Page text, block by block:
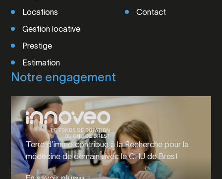
Locations
Gestion locative
Prestige
Estimation
Contact
Notre engagement
Terre d’immo contribue à la Recherche pour la
médecine de demain avec le CHU de Brest